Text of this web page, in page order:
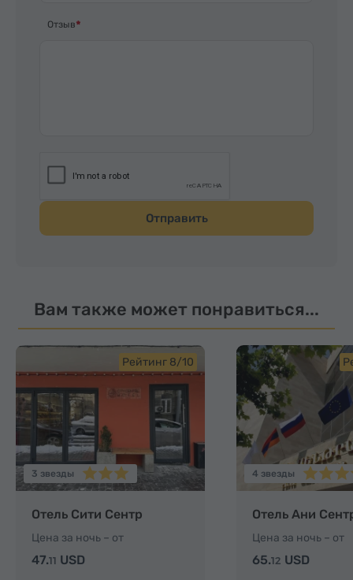
Отзыв
Отправить
Вам также может понравиться...
Рейтинг 8/10
3 звезды
Отель Сити Сентр
Цена за ночь – от
47.11 USD
4 звезды
Отель Ани
Цена за ночь – от
65.12 USD